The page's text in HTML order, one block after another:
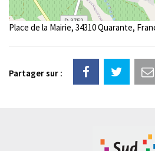
Place de la Mairie, 34310 Quarante,
Partager sur :